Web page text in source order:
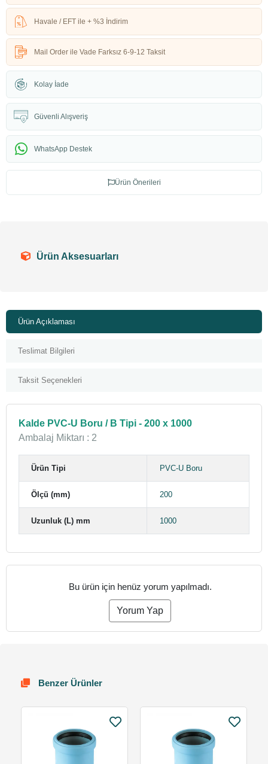
Havale / EFT ile + %3 İndirim
Mail Order ile Vade Farksız 6-9-12 Taksit
Kolay İade
Güvenli Alışveriş
WhatsApp Destek
Ürün Önerileri
Ürün Aksesuarları
Ürün Açıklaması
Teslimat Bilgileri
Taksit Seçenekleri
Kalde PVC-U Boru / B Tipi - 200 x 1000
Ambalaj Miktarı : 2
Ürün Tipi PVC-U Boru
Ölçü (mm) 200
Uzunluk (L) mm 1000
Bu ürün için henüz yorum yapılmadı.
Yorum Yap
Benzer Ürünler